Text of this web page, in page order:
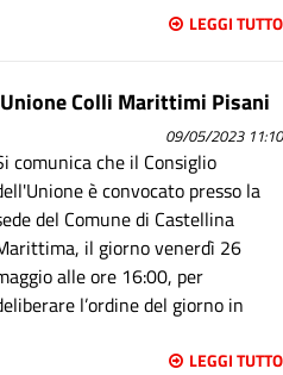
LEGGI TUTTO
Colli Marittimi Pisani
09/05/2023 11:10
comunica che il Consiglio
è convocato presso la
del Comune di Castellina
il giorno venerdì 26
alle ore 16:00, per
l’ordine del giorno in
LEGGI TUTTO